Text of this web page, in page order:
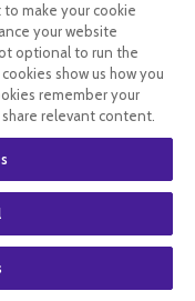
Vitall+
astaxanthine
naturelle 8mg
- 30 capsules
En stock
to make your cookie
your website
optional to run the
show us how you
remember your
relevant content.